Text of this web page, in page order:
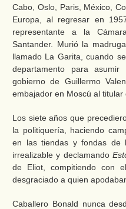
Cabo, Oslo, Paris, México,
Europa, al regresar en
representante a la
Santander. Murió la
llamado La Garita, cuando
departamento para
gobierno de Guillermo
embajador en Moscú al
Los siete años que
la politiquería, haciendo
en las tiendas y fondas de
irrealizable y declamando
de Eliot, compitiendo con
desgraciado a quien
Caballero Bonald nunca